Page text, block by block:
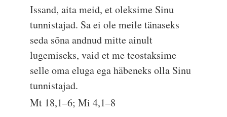
Issand, aita meid, et oleksime Sinu
tunnistajad. Sa ei ole meile tänaseks
seda sõna andnud mitte ainult
lugemiseks, vaid et me teostaksime
selle oma eluga ega häbeneks olla Sinu
tunnistajad.
Mt 18,1–6; Mi 4,1–8